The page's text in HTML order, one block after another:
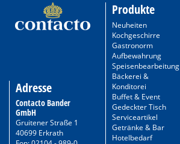
Adresse
Contacto Bander
GmbH
Gruitener Straße 1
40699 Erkrath
Produkte
Neuheiten
Kochgeschirre
Gastronorm
Aufbewahrung
Speisenbearbeitung
Bäckerei &
Konditorei
Buffet & Event
Gedeckter Tisch
Serviceartikel
Getränke & Bar
Hotelbedarf